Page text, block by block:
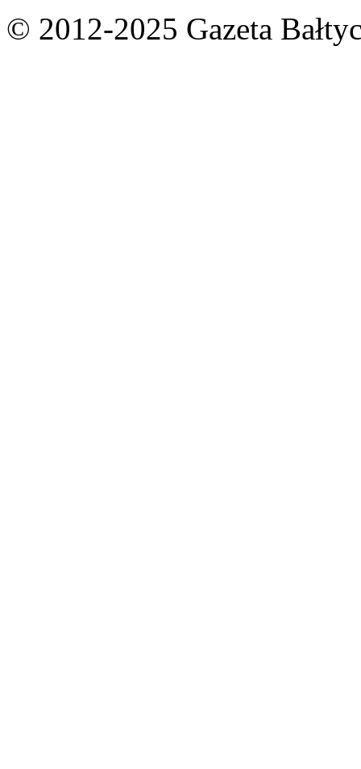
© 2012-2025 Gazeta